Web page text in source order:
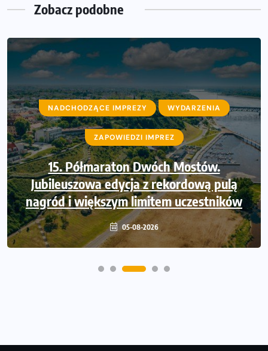
Zobacz podobne
NADCHODZĄCE IMPREZY WYDARZENIA
ZAPOWIEDZI IMPREZ
15. Półmaraton Dwóch Mostów.
Jubileuszowa edycja z rekordową pulą
nagród i większym limitem uczestników
05-08-2026
NADCHODZĄCE IMPREZY WYDARZENIA
ZAPOWIEDZI IMPREZ
Trasa 48. Maratonu Warszawskiego
odkryta. Sprawdzony przebieg i profil
stworzony do szybkiego biegania
05-08-2026